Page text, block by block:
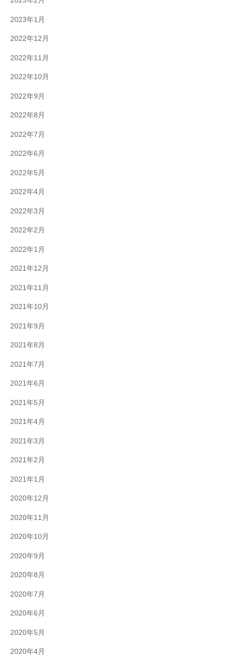
2023年1月
2022年12月
2022年11月
2022年10月
2022年9月
2022年8月
2022年7月
2022年6月
2022年5月
2022年4月
2022年3月
2022年2月
2022年1月
2021年12月
2021年11月
2021年10月
2021年9月
2021年8月
2021年7月
2021年6月
2021年5月
2021年4月
2021年3月
2021年2月
2021年1月
2020年12月
2020年11月
2020年10月
2020年9月
2020年8月
2020年7月
2020年6月
2020年5月
2020年4月